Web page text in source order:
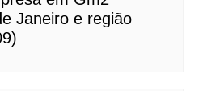
Janeiro e região